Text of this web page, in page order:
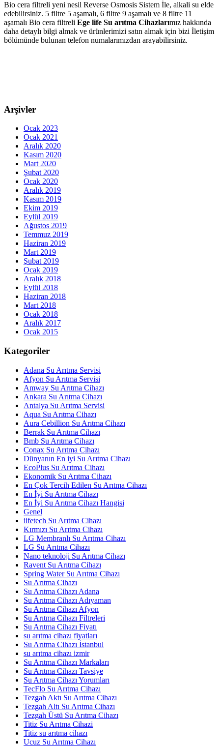
Bio cera filtreli yeni nesil Reverse Osmosis Sistem İle, alkali su elde
edebilirsiniz. 5 filtre 5 aşamalı, 6 filtre 9 aşamalı ve 8 filtre 11
aşamalı Bio cera filtreli Ege life Su arıtma Cihazlarımız hakkında
daha detaylı bilgi almak ve ürünlerimizi satın almak için bizi İletişim
bölümünde bulunan telefon numalarımızdan arayabilirsiniz.
Arşivler
Ocak 2023
Ocak 2021
Aralık 2020
Kasım 2020
Mart 2020
Şubat 2020
Ocak 2020
Aralık 2019
Kasım 2019
Ekim 2019
Eylül 2019
Ağustos 2019
Temmuz 2019
Haziran 2019
Mart 2019
Şubat 2019
Ocak 2019
Aralık 2018
Eylül 2018
Haziran 2018
Mart 2018
Ocak 2018
Aralık 2017
Ocak 2015
Kategoriler
Adana Su Arıtma Servisi
Afyon Su Arıtma Servisi
Amway Su Arıtma Cihazı
Ankara Su Arıtma Cihazı
Antalya Su Arıtma Servisi
Aqua Su Arıtma Cihazı
Aura Cebillion Su Arıtma Cihazı
Berrak Su Arıtma Cihazı
Bmb Su Arıtma Cihazı
Conax Su Arıtma Cihazı
Dünyanın En iyi Su Arıtma Cihazı
EcoPlus Su Arıtma Cihazı
Ekonomik Su Arıtma Cihazı
En Çok Tercih Edilen Su Arıtma Cihazı
En İyi Su Arıtma Cihazı
En İyi Su Arıtma Cihazı Hangisi
Genel
iifetech Su Arıtma Cihazı
Kırmızı Su Arıtma Cihazı
LG Membranlı Su Arıtma Cihazı
LG Su Arıtma Cihazı
Nano teknoloji Su Arıtma Cihazı
Ravent Su Arıtma Cihazı
Spring Water Su Arıtma Cihazı
Su Arıtma Cihazı
Su Arıtma Cihazı Adana
Su Arıtma Cihazı Adıyaman
Su Arıtma Cihazı Afyon
Su Arıtma Cihazı Filtreleri
Su Arıtma Cihazı Fiyatı
su arıtma cihazı fiyatları
Su Arıtma Cihazı İstanbul
su arıtma cihazı izmir
Su Arıtma Cihazı Markaları
Su Arıtma Cihazı Tavsiye
Su Arıtma Cihazı Yorumları
TecFlo Su Arıtma Cihazı
Tezgah Aktı Su Arıtma Cihazı
Tezgah Altı Su Arıtma Cihazı
Tezgah Üstü Su Arıtma Cihazı
Titiz Su Arıtma Cihazi
Titiz su arıtma cihazı
Ucuz Su Arıtma Cihazı